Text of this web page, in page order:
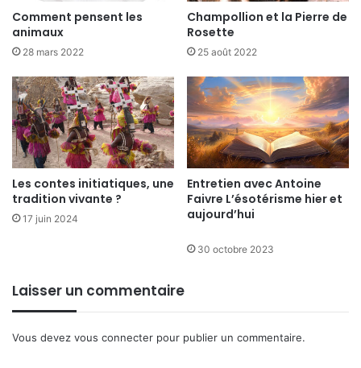
Comment pensent les
animaux
28 mars 2022
Champollion et la Pierre de
Rosette
25 août 2022
Les contes initiatiques, une
tradition vivante ?
17 juin 2024
Entretien avec Antoine
Faivre L’ésotérisme hier et
aujourd’hui
30 octobre 2023
Laisser un commentaire
Vous devez vous connecter pour publier un commentaire.